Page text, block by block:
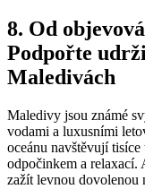
8. Od
Podpořte
Maledivách
Maledivy jsou známé
⁢vodami a luxusními
oceánu navštěvují
odpočinkem a relaxací.
zažít levnou dovolenou